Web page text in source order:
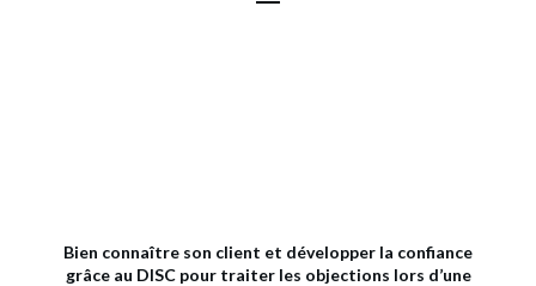
Bien connaître son client et développer la confiance
grâce au DISC pour traiter les objections lors d’une